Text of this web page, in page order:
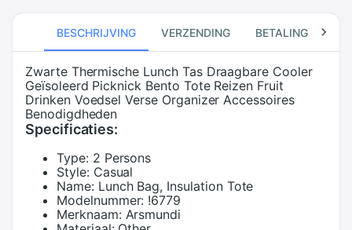
BESCHRIJVING VERZENDING BETALING
Zwarte Thermische Lunch Tas Draagbare Cooler
Geïsoleerd Picknick Bento Tote Reizen Fruit
Drinken Voedsel Verse Organizer Accessoires
Benodigdheden
Specificaties:
Type: 2 Persons
Style: Casual
Name: Lunch Bag, Insulation Tote
Modelnummer: !6779
Merknaam: Arsmundi